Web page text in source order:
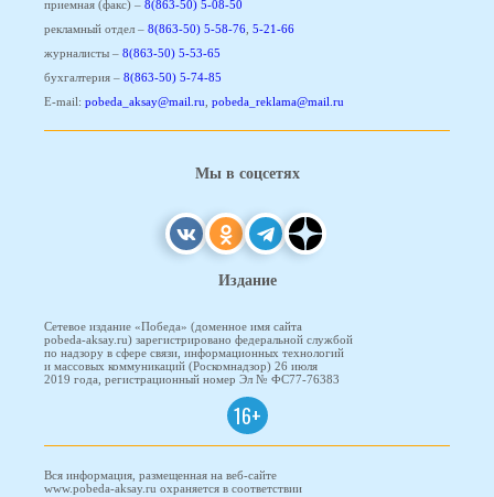
приемная (факс) – 8(863-50) 5-08-50
рекламный отдел – 8(863-50) 5-58-76 5-21-66
журналисты – 8(863-50) 5-53-65
бухгалтерия – 8(863-50) 5-74-85
E-mail: pobeda_aksay@mail.ru pobeda_reklama@mail.ru
Мы в соцсетях
Издание
Сетевое издание «Победа» (доменное имя сайта
pobeda-aksay.ru) зарегистрировано федеральной службой
по надзору в сфере связи, информационных технологий
и массовых коммуникаций (Роскомнадзор) 26 июля
2019 года, регистрационный номер Эл № ФС77-76383
16+
Вся информация, размещенная на веб-сайте
www.pobeda-aksay.ru охраняется в соответствии